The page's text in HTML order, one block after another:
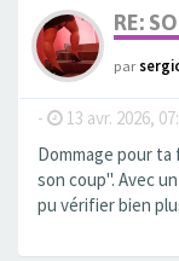
RE:
par
- 13 avr. 2026,
Dommage pour
son coup". Avec
pu vérifier bien